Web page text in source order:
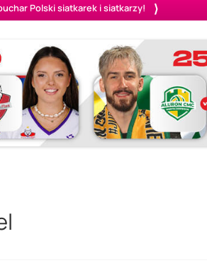
Polski siatkarek i siatkarzy!